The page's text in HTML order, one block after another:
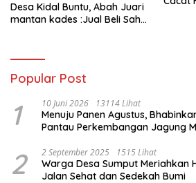
Desa Kidal Buntu, Abah Juari
mantan kades :Jual Beli Sah,
Membatalkan Hak Warga.
Popular Post
1 10 Juni 2026 13114 Lihat
Menuju Panen Agustus,
Pantau Perkembangan Jagung
2 2 September 2025 1515 Lihat
Warga Desa Sumput Meriahkan
Jalan Sehat dan Sedekah Bumi ‎